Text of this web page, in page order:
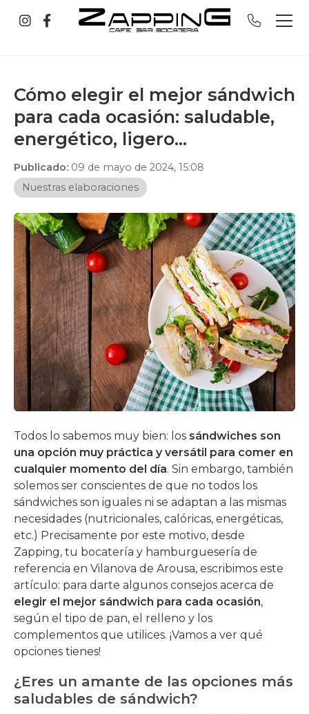
Cómo elegir el mejor sándwich
para cada ocasión: saludable,
energético, ligero…
Publicado: 09 de mayo de 2024, 15:08
Nuestras elaboraciones
Todos lo sabemos muy bien: los sándwiches son
una opción muy práctica y versátil para comer en
cualquier momento del día. Sin embargo, también
solemos ser conscientes de que no todos los
sándwiches son iguales ni se adaptan a las mismas
necesidades (nutricionales, calóricas, energéticas,
etc.) Precisamente por este motivo, desde
Zapping, tu bocatería y hamburguesería de
referencia en Vilanova de Arousa, escribimos este
artículo: para darte algunos consejos acerca de
elegir el mejor sándwich para cada ocasión,
según el tipo de pan, el relleno y los
complementos que utilices. ¡Vamos a ver qué
opciones tienes!
¿Eres un amante de las opciones más
saludables de sándwich?